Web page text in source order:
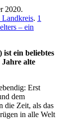
2020.
. 1
– ein
ist ein beliebtes
Jahre alte
Erst
dem
die Zeit, als das
in alle Welt